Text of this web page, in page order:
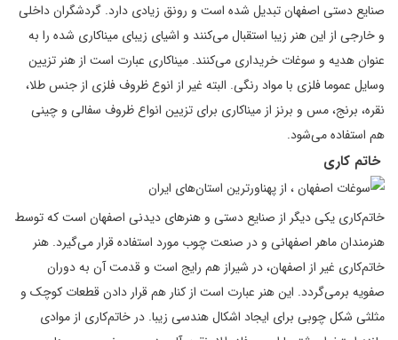
صنایع دستی اصفهان تبدیل شده است و رونق زیادی دارد. گردشگران داخلی
و خارجی از این هنر زیبا استقبال می‌کنند و اشیای زیبای میناکاری شده را به
عنوان هدیه و سوغات خریداری می‌کنند. میناکاری عبارت است از هنر تزیین
وسایل عموما فلزی با مواد رنگی. البته غیر از انوع ظروف فلزی از جنس طلا،
نقره، برنج، مس و برنز از میناکاری برای تزیین انواع ظروف سفالی و چینی
هم استفاده می‌شود.
خاتم کاری
خاتم‌کاری یکی دیگر از صنایع دستی و هنرهای دیدنی اصفهان است که توسط
هنرمندان ماهر اصفهانی و در صنعت چوب مورد استفاده قرار می‌گیرد. هنر
خاتم‌کاری غیر از اصفهان، در شیراز هم رایج است و قدمت آن به دوران
صفویه برمی‌گردد. این هنر عبارت است از کنار هم قرار دادن قطعات کوچک و
مثلثی شکل چوبی برای ایجاد اشکال هندسی زیبا. در خاتم‌کاری از موادی